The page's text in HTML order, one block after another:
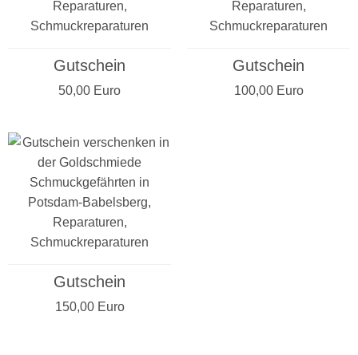
Gutschein
50,00 Euro
Gutschein
100,00 Euro
Gutschein
150,00 Euro